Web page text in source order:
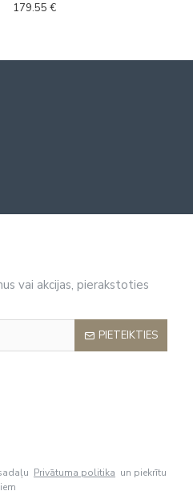
179.55 €
vai akcijas, pierakstoties
PIETEIKTIES
Privātuma politika un piekrītu